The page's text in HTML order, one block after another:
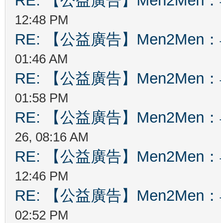
12:48 PM
RE: 【公益廣告】Men2Men
01:46 AM
RE: 【公益廣告】Men2Men
01:58 PM
RE: 【公益廣告】Men2Men
26, 08:16 AM
RE: 【公益廣告】Men2Men
12:46 PM
RE: 【公益廣告】Men2Men
02:52 PM